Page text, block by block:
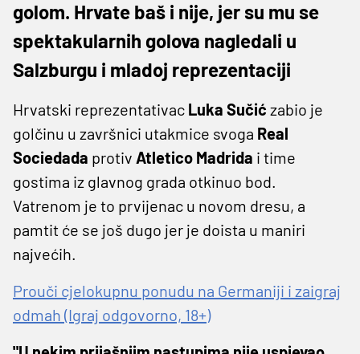
golom. Hrvate baš i nije, jer su mu se
spektakularnih golova nagledali u
Salzburgu i mladoj reprezentaciji
Hrvatski reprezentativac Luka Sučić zabio je
golčinu u završnici utakmice svoga Real
Sociedada protiv Atletico Madrida i time
gostima iz glavnog grada otkinuo bod.
Vatrenom je to prvijenac u novom dresu, a
pamtit će se još dugo jer je doista u maniri
najvećih.
Prouči cjelokupnu ponudu na Germaniji i zaigraj
odmah (Igraj odgovorno, 18+)